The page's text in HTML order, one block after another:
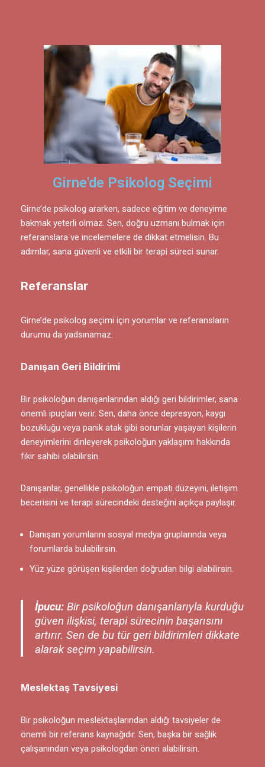
Girne'de Psikolog Seçimi
Girne’de psikolog ararken, sadece eğitim ve deneyime
bakmak yeterli olmaz. Sen, doğru uzmanı bulmak için
referanslara ve incelemelere de dikkat etmelisin. Bu
adımlar, sana güvenli ve etkili bir terapi süreci sunar.
Referanslar
Girne’de psikolog seçimi için yorumlar ve referansların
durumu da yadsınamaz.
Danışan Geri Bildirimi
Bir psikoloğun danışanlarından aldığı geri bildirimler, sana
önemli ipuçları verir. Sen, daha önce depresyon, kaygı
bozukluğu veya panik atak gibi sorunlar yaşayan kişilerin
deneyimlerini dinleyerek psikoloğun yaklaşımı hakkında
fikir sahibi olabilirsin.
Danışanlar, genellikle psikoloğun empati düzeyini, iletişim
becerisini ve terapi sürecindeki desteğini açıkça paylaşır.
Danışan yorumlarını sosyal medya gruplarında veya
forumlarda bulabilirsin.
Yüz yüze görüşen kişilerden doğrudan bilgi alabilirsin.
İpucu: Bir psikoloğun danışanlarıyla kurduğu
güven ilişkisi, terapi sürecinin başarısını
artırır. Sen de bu tür geri bildirimleri dikkate
alarak seçim yapabilirsin.
Meslektaş Tavsiyesi
Bir psikoloğun meslektaşlarından aldığı tavsiyeler de
önemli bir referans kaynağıdır. Sen, başka bir sağlık
çalışanından veya psikologdan öneri alabilirsin.